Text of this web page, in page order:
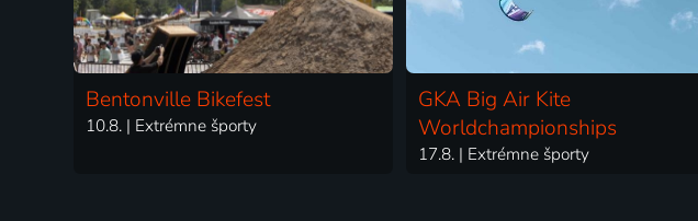
Bentonville Bikefest
10.8. | Extrémne športy
GKA Big Air Kite
Worldchampionships
17.8. | Extrémne športy